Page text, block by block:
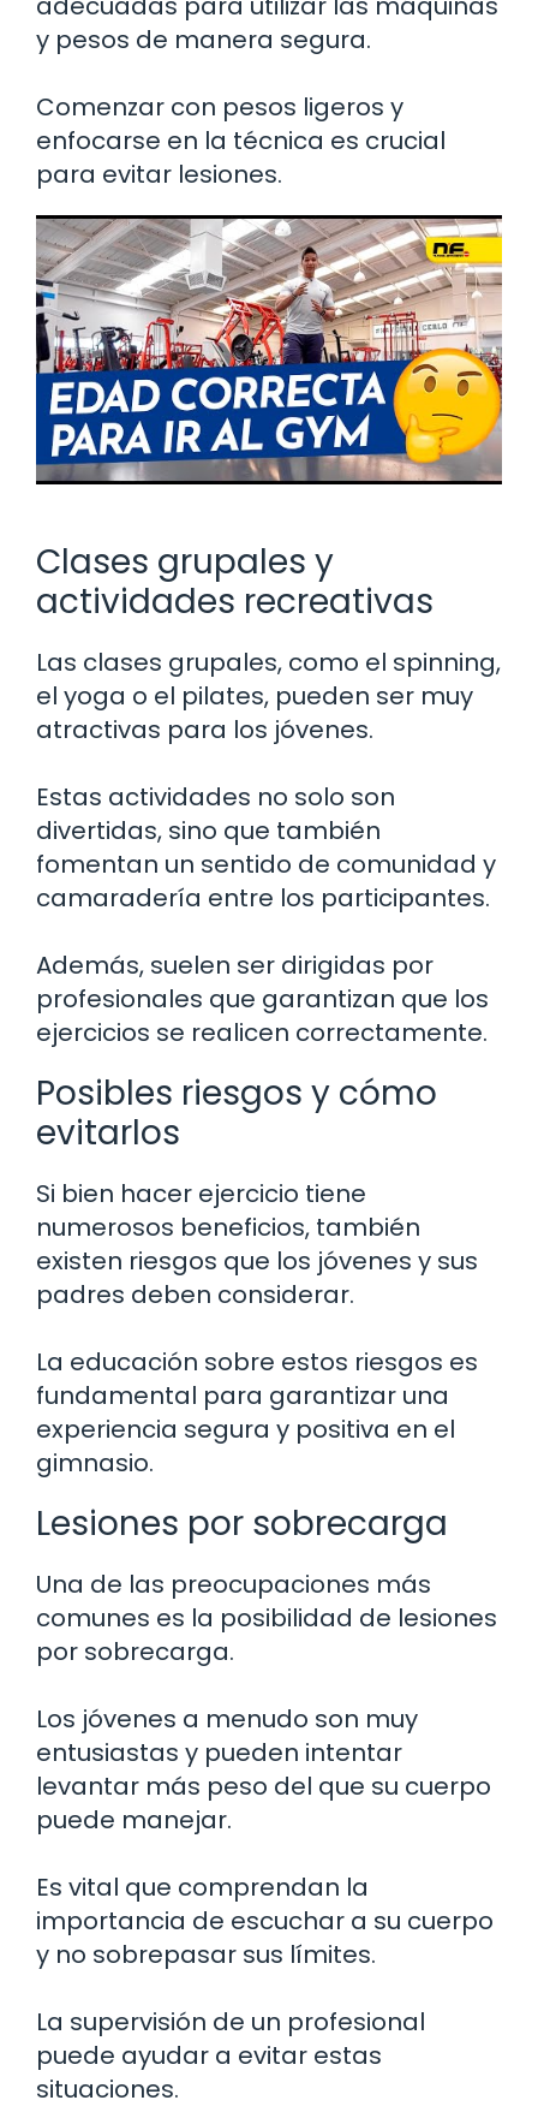
y pesos de manera segura.
Comenzar con pesos ligeros y
enfocarse en la técnica es crucial
para evitar lesiones.
Clases grupales y
actividades recreativas
Las clases grupales, como el spinning,
el yoga o el pilates, pueden ser muy
atractivas para los jóvenes.
Estas actividades no solo son
divertidas, sino que también
fomentan un sentido de comunidad y
camaradería entre los participantes.
Además, suelen ser dirigidas por
profesionales que garantizan que los
ejercicios se realicen correctamente.
Posibles riesgos y cómo
evitarlos
Si bien hacer ejercicio tiene
numerosos beneficios, también
existen riesgos que los jóvenes y sus
padres deben considerar.
La educación sobre estos riesgos es
fundamental para garantizar una
experiencia segura y positiva en el
gimnasio.
Lesiones por sobrecarga
Una de las preocupaciones más
comunes es la posibilidad de lesiones
por sobrecarga.
Los jóvenes a menudo son muy
entusiastas y pueden intentar
levantar más peso del que su cuerpo
puede manejar.
Es vital que comprendan la
importancia de escuchar a su cuerpo
y no sobrepasar sus límites.
La supervisión de un profesional
puede ayudar a evitar estas
situaciones.